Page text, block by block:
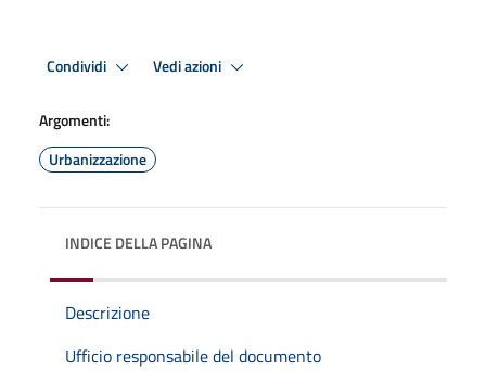
Condividi Vedi azioni
Argomenti:
Urbanizzazione
INDICE DELLA PAGINA
Descrizione
Ufficio responsabile del documento